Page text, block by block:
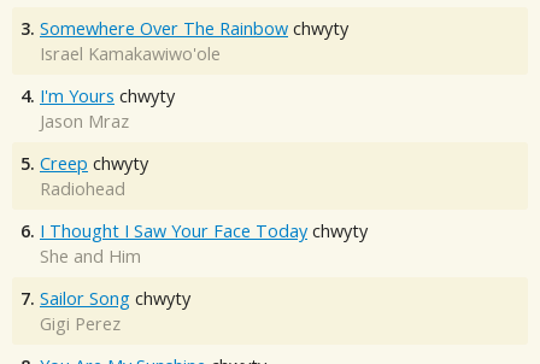
3. Somewhere Over The Rainbow chwyty
Israel Kamakawiwo'ole
4. I'm Yours chwyty
Jason Mraz
5. Creep chwyty
Radiohead
6. I Thought I Saw Your Face Today chwyty
She and Him
7. Sailor Song chwyty
Gigi Perez